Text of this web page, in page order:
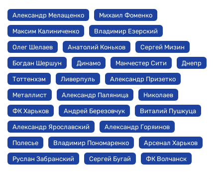
Александр Мелащенко Михаил Фоменко
Максим Калиниченко Владимир Езерский
Олег Шелаев Анатолий Коньков Сергей Мизин
Богдан Шершун Динамо Манчестер Сити Днепр
Тоттенхэм Ливерпуль Александр Призетко
Металлист Александр Паляница Николаев
ФК Харьков Андрей Березовчук Виталий Пушкуца
Александр Ярославский Александр Горяинов
Полесье Владимир Пономаренко Арсенал Харьков
Руслан Забранский Сергей Бугай ФК Волчанск